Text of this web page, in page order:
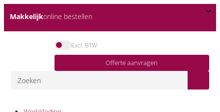
Makkelijkonline bestellen
Excl. BTW
Offerte aanvragen